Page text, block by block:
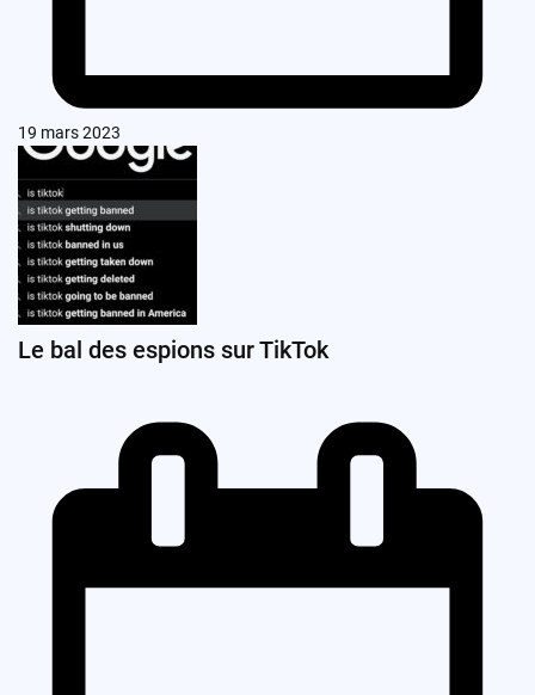
19 mars 2023
Le bal des espions sur TikTok